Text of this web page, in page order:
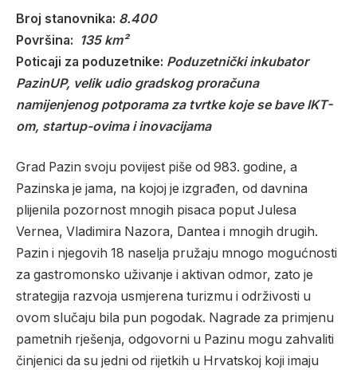
Broj stanovnika: 8.400
Površina: 135 km²
Poticaji za poduzetnike: Poduzetnički inkubator
PazinUP, velik udio gradskog proračuna
namijenjenog potporama za tvrtke koje se bave IKT-
om, startup-ovima i inovacijama
Grad Pazin svoju povijest piše od 983. godine, a
Pazinska je jama, na kojoj je izgrađen, od davnina
plijenila pozornost mnogih pisaca poput Julesa
Vernea, Vladimira Nazora, Dantea i mnogih drugih.
Pazin i njegovih 18 naselja pružaju mnogo mogućnosti
za gastromonsko uživanje i aktivan odmor, zato je
strategija razvoja usmjerena turizmu i održivosti u
ovom slučaju bila pun pogodak. Nagrade za primjenu
pametnih rješenja, odgovorni u Pazinu mogu zahvaliti
činjenici da su jedni od rijetkih u Hrvatskoj koji imaju